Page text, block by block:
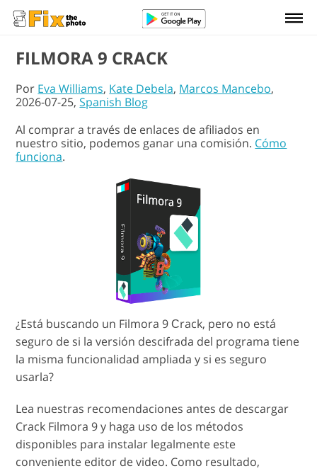
FILMORA 9 CRACK
Por Eva Williams, Kate Debela, Marcos Mancebo,
2026-07-25,Spanish Blog
Al comprar a través de enlaces de afiliados en
nuestro sitio, podemos ganar una comisión. Cómo
funciona.
¿Está buscando un Filmora 9 Сrack, pero no está
seguro de si la versión descifrada del programa tiene
la misma funcionalidad ampliada y si es seguro
usarla?
Lea nuestras recomendaciones antes de descargar
Crack Filmora 9 y haga uso de los métodos
disponibles para instalar legalmente este
conveniente editor de video. Como resultado,